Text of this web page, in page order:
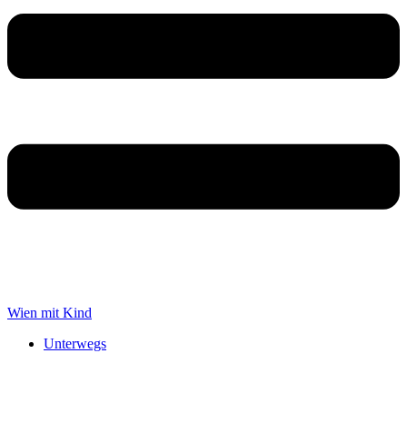
Wien mit Kind
Unterwegs